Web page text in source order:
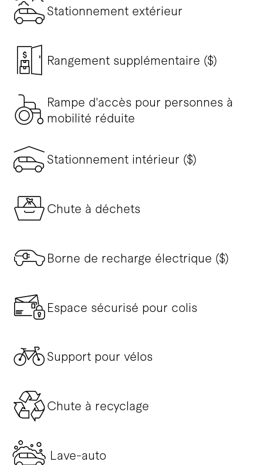
Stationnement extérieur
Rangement supplémentaire ($)
Rampe d'accès pour personnes à
mobilité réduite
Stationnement intérieur ($)
Chute à déchets
Borne de recharge électrique ($)
Espace sécurisé pour colis
Support pour vélos
Chute à recyclage
Lave-auto